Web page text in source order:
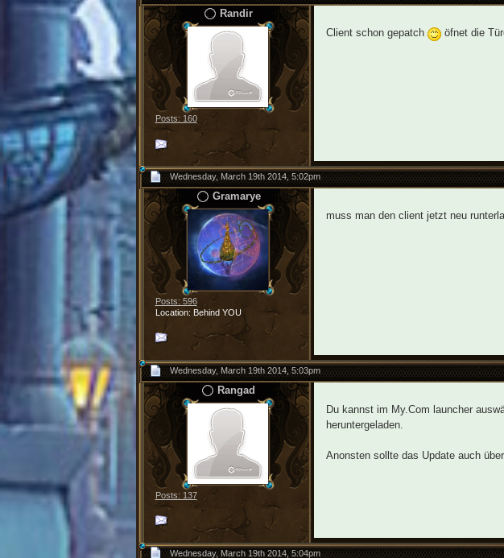
Randir
Posts: 160
Client schon gepatch öfnet die
Wednesday, March 19th 2014, 5:02pm
Gramarye
Posts: 596
Location: Behind YOU
muss man den client jetzt neu
Wednesday, March 19th 2014, 5:03pm
Rangad
Posts: 137
Du kannst im My.Com launcher
heruntergeladen.
Anonsten sollte das Update auch
Wednesday, March 19th 2014, 5:04pm